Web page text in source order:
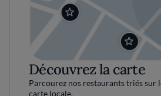
Découvrez la carte
Parcourez nos restaurants triés sur
carte locale.